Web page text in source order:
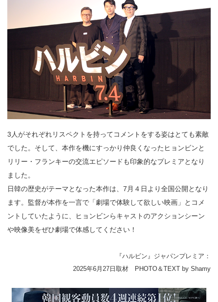
3人がそれぞれリスペクトを持ってコメントをする姿はとても素敵
でした。そして、本作を機にすっかり仲良くなったヒョンビンと
リリー・フランキーの交流エピソードも印象的なプレミアとなり
ました。
日韓の歴史がテーマとなった本作は、7月４日より全国公開となり
ます。監督が本作を一言で「劇場で体験して欲しい映画」とコメ
ントしていたように、ヒョンビンらキャストのアクションシーン
や映像美をぜひ劇場で体感してください！
『ハルビン』ジャパンプレミア：
2025年6月27日取材 PHOTO＆TEXT by Shamy